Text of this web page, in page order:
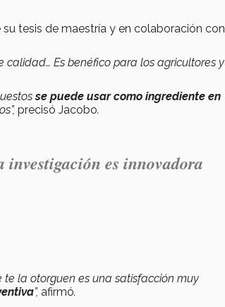
su tesis de maestría y en colaboración con
Es benéfico para los agricultores y
se puede usar como ingrediente en
precisó Jacobo.
es innovadora
te la otorguen es una satisfacción muy
”, afirmó.